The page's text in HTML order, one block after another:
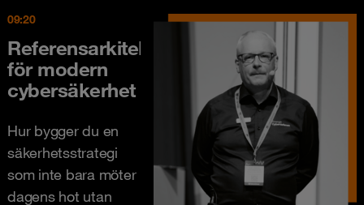
09:20
Referensarkitektur
för modern
cybersäkerhet
Hur bygger du en
säkerhetsstrategi
som inte bara möter
dagens hot utan